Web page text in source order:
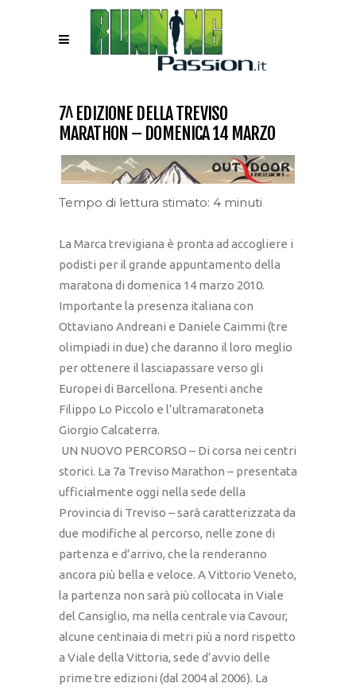
7^ EDIZIONE DELLA TREVISO
MARATHON – DOMENICA 14 MARZO
Tempo di lettura stimato: 4 minuti
La Marca trevigiana è pronta ad accogliere i
podisti per il grande appuntamento della
maratona di domenica 14 marzo 2010.
Importante la presenza italiana con
Ottaviano Andreani e Daniele Caimmi (tre
olimpiadi in due) che daranno il loro meglio
per ottenere il lasciapassare verso gli
Europei di Barcellona. Presenti anche
Filippo Lo Piccolo e l’ultramaratoneta
Giorgio Calcaterra.
UN NUOVO PERCORSO – Di corsa nei centri
storici. La 7a Treviso Marathon – presentata
ufficialmente oggi nella sede della
Provincia di Treviso – sarà caratterizzata da
due modifiche al percorso, nelle zone di
partenza e d’arrivo, che la renderanno
ancora più bella e veloce. A Vittorio Veneto,
la partenza non sarà più collocata in Viale
del Cansiglio, ma nella centrale via Cavour,
alcune centinaia di metri più a nord rispetto
a Viale della Vittoria, sede d’avvio delle
prime tre edizioni (dal 2004 al 2006). La